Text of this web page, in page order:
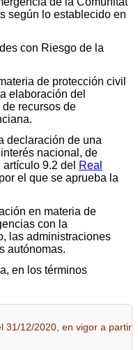
según lo establecido en
con Riesgo de la
de protección civil
elaboración del
recursos de
declaración de una
nacional, de
9.2 del Real
el que se aprueba la
en materia de
con la
las administraciones
autónomas.
en los términos
31/12/2020, en vigor a partir